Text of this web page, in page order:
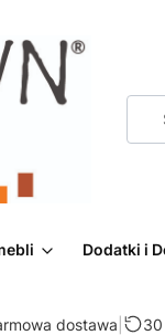
Dodatki i
dostawa